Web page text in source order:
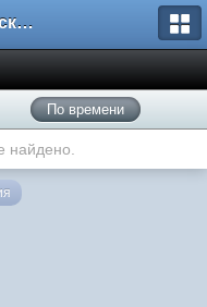
Блоги Калужского перекрестка
По времени
найдено.